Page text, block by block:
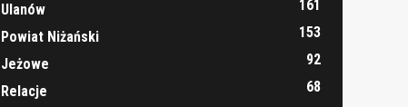
Ulanów
161
Powiat Niżański
153
Jeżowe
92
Relacje
68